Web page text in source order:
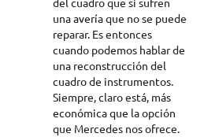
una avería que no se puede
reparar. Es entonces
cuando podemos hablar de
una reconstrucción del
cuadro de instrumentos.
Siempre, claro está, más
económica que la opción
que Mercedes nos ofrece.